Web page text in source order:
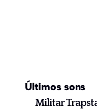
Últimos sons
Militar